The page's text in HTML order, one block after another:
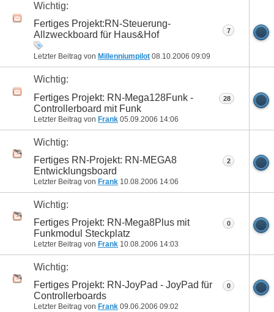
Wichtig:
Fertiges Projekt:RN-Steuerung-
Allzweckboard für Haus&Hof
Letzter Beitrag von Millenniumpilot 08.10.2006 09:09
7
Wichtig:
Fertiges Projekt: RN-Mega128Funk -
Controllerboard mit Funk
Letzter Beitrag von Frank 05.09.2006 14:06
28
Wichtig:
Fertiges RN-Projekt: RN-MEGA8
Entwicklungsboard
Letzter Beitrag von Frank 10.08.2006 14:06
2
Wichtig:
Fertiges Projekt: RN-Mega8Plus mit
Funkmodul Steckplatz
Letzter Beitrag von Frank 10.08.2006 14:03
0
Wichtig:
Fertiges Projekt: RN-JoyPad - JoyPad für
Controllerboards
Letzter Beitrag von Frank 09.06.2006 09:02
0